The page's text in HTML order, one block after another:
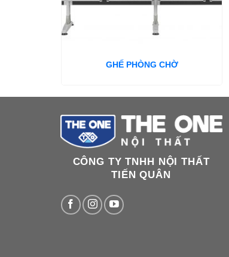
GHẾ PHÒNG CHỜ
CÔNG TY TNHH NỘI THẤT
TIẾN QUÂN